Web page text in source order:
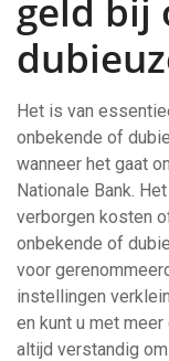
geld bij
Het is van
onbekende of
wanneer het gaat
Nationale Bank.
verborgen kosten
onbekende of
voor
instellingen
en kunt u met
altijd verstandig